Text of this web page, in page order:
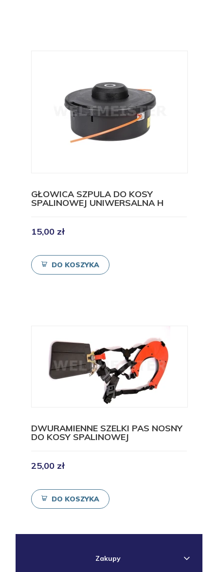
GŁOWICA SZPULA DO KOSY
SPALINOWEJ UNIWERSALNA H
15,00 zł
DO KOSZYKA
DWURAMIENNE SZELKI PAS NOSNY
DO KOSY SPALINOWEJ
25,00 zł
DO KOSZYKA
Zakupy